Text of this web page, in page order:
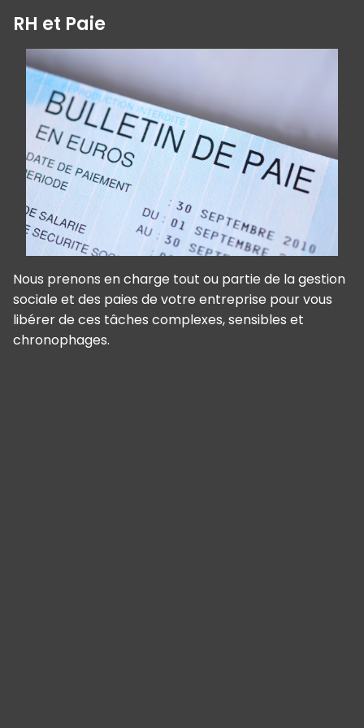
RH et Paie
Nous prenons en charge tout ou partie de la gestion
sociale et des paies de votre entreprise pour vous
libérer de ces tâches complexes, sensibles et
chronophages.